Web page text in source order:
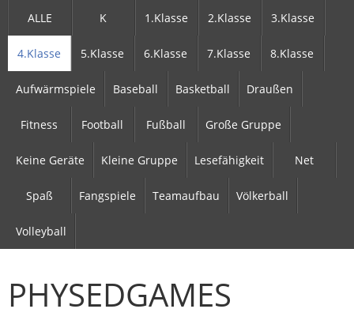
ALLE K 1.Klasse 2.Klasse 3.Klasse
4.Klasse 5.Klasse 6.Klasse 7.Klasse 8.Klasse
Aufwärmspiele Baseball Basketball Draußen
Fitness Football Fußball Große Gruppe
Keine Geräte Kleine Gruppe Lesefähigkeit Net
Spaß Fangspiele Teamaufbau Völkerball
Volleyball
PHYSEDGAMES